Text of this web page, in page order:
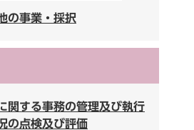
の事業・採択
関する事務の管理及び執行
の点検及び評価